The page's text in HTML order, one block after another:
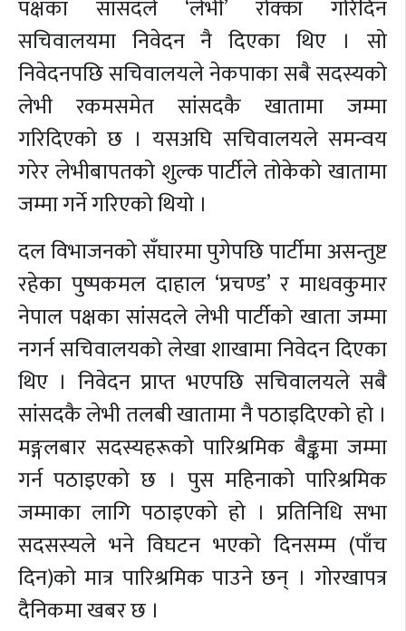
पक्षका सांसदले ‘लेभी’ रोक्का गरिदिन
सचिवालयमा निवेदन नै दिएका थिए । सो
निवेदनपछि सचिवालयले नेकपाका सबै सदस्यको
लेभी रकमसमेत सांसदकै खातामा जम्मा
गरिदिएको छ । यसअघि सचिवालयले समन्वय
गरेर लेभीबापतको शुल्क पार्टीले तोकेको खातामा
जम्मा गर्ने गरिएको थियो ।
दल विभाजनको सँघारमा पुगेपछि पार्टीमा असन्तुष्ट
रहेका पुष्पकमल दाहाल ‘प्रचण्ड’ र माधवकुमार
नेपाल पक्षका सांसदले लेभी पार्टीको खाता जम्मा
नगर्न सचिवालयको लेखा शाखामा निवेदन दिएका
थिए । निवेदन प्राप्त भएपछि सचिवालयले सबै
सांसदकै लेभी तलबी खातामा नै पठाइदिएको हो ।
मङ्गलबार सदस्यहरूको पारिश्रमिक बैङ्कमा जम्मा
गर्न पठाइएको छ । पुस महिनाको पारिश्रमिक
जम्माका लागि पठाइएको हो । प्रतिनिधि सभा
सदसस्यले भने विघटन भएको दिनसम्म (पाँच
दिन)को मात्र पारिश्रमिक पाउने छन् । गोरखापत्र
दैनिकमा खबर छ ।